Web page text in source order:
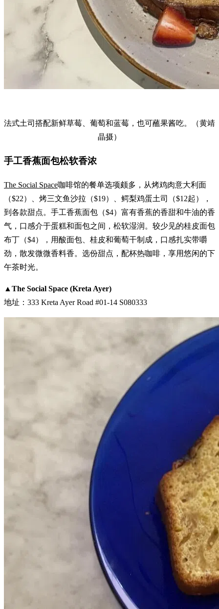
法式土司搭配新鲜草莓、葡萄和蓝莓，也可蘸果酱吃。（黄靖
晶摄）
手工香蕉面包松软香浓
The Social Space咖啡馆的餐单选项颇多，从烤鸡肉意大利面
（$22）、烤三文鱼沙拉（$19）、鳄梨鸡蛋土司（$12起），
到各款甜点。手工香蕉面包（$4）富有香蕉的香甜和牛油的香
气，口感介于蛋糕和面包之间，松软湿润。较少见的桂皮面包
布丁（$4），用酸面包、桂皮和葡萄干制成，口感扎实带嚼
劲，散发微微香料香。选份甜点，配杯热咖啡，享用悠闲的下
午茶时光。
▲ The Social Space (Kreta Ayer)
地址：333 Kreta Ayer Road #01-14 S080333